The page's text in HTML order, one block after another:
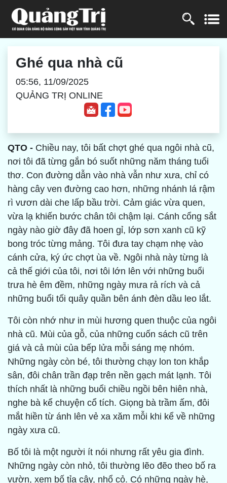
Ghé qua nhà cũ
05:56, 11/09/2025
QUẢNG TRỊ ONLINE
QTO - Chiều nay, tôi bất chợt ghé qua ngôi nhà cũ,
nơi tôi đã từng gắn bó suốt những năm tháng tuổi
thơ. Con đường dẫn vào nhà vẫn như xưa, chỉ có
hàng cây ven đường cao hơn, những nhánh lá rậm
rì vươn dài che lấp bầu trời. Cảm giác vừa quen,
vừa lạ khiến bước chân tôi chậm lại. Cánh cổng sắt
ngày nào giờ đây đã hoen gỉ, lớp sơn xanh cũ kỹ
bong tróc từng mảng. Tôi đưa tay chạm nhẹ vào
cánh cửa, ký ức chợt ùa về. Ngôi nhà này từng là
cả thế giới của tôi, nơi tôi lớn lên với những buổi
trưa hè êm đềm, những ngày mưa rả rích và cả
những buổi tối quây quần bên ánh đèn dầu leo lắt.
Tôi còn nhớ như in mùi hương quen thuộc của ngôi
nhà cũ. Mùi của gỗ, của những cuốn sách cũ trên
giá và cả mùi của bếp lửa mỗi sáng mẹ nhóm.
Những ngày còn bé, tôi thường chạy lon ton khắp
sân, đôi chân trần đạp trên nền gạch mát lạnh. Tôi
thích nhất là những buổi chiều ngồi bên hiên nhà,
nghe bà kể chuyện cổ tích. Giọng bà trầm ấm, đôi
mắt hiền từ ánh lên vẻ xa xăm mỗi khi kể về những
ngày xưa cũ.
Bố tôi là một người ít nói nhưng rất yêu gia đình.
Những ngày còn nhỏ, tôi thường lẽo đẽo theo bố ra
vườn, xem bố tỉa cây, nhổ cỏ. Có những ngày hè,